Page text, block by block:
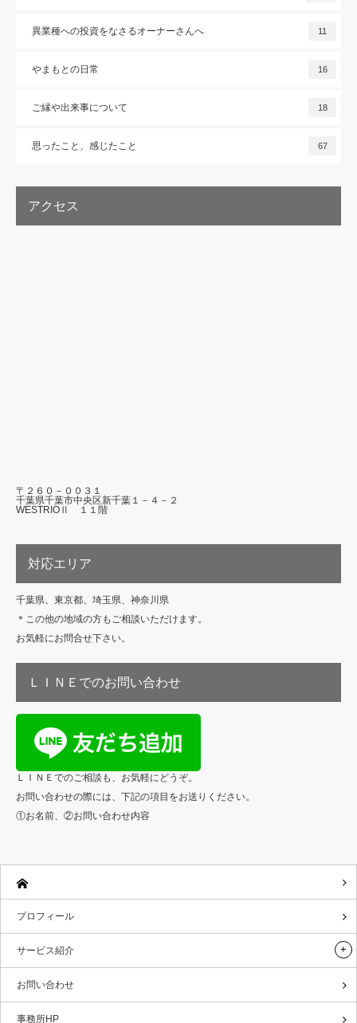
異業種への投資をなさるオーナーさんへ 11
やまもとの日常 16
ご縁や出来事について 18
思ったこと、感じたこと 67
アクセス
〒２６０－００３１
千葉県千葉市中央区新千葉１－４－２
WESTRIOⅡ １１階
対応エリア
千葉県、東京都、埼玉県、神奈川県
＊この他の地域の方もご相談いただけます。
お気軽にお問合せ下さい。
ＬＩＮＥでのお問い合わせ
ＬＩＮＥでのご相談も、お気軽にどうぞ。
お問い合わせの際には、下記の項目をお送りください。
①お名前、②お問い合わせ内容
プロフィール
サービス紹介
お問い合わせ
事務所HP